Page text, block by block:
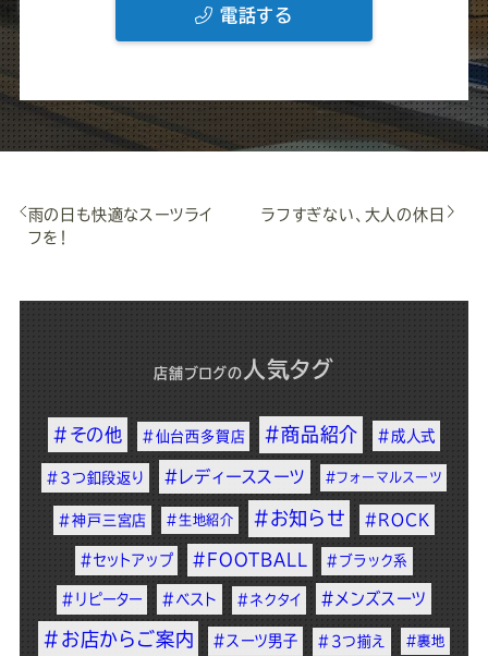
電話する
雨の日も快適なスーツライ
フを！
ラフすぎない、大人の休日
店舗ブログの 人気タグ
#その他 #仙台西多賀店 #商品紹介 #成人式
#3つ釦段返り #レディーススーツ #フォーマルスーツ
#神戸三宮店 #生地紹介 #お知らせ #ROCK
#セットアップ #FOOTBALL #ブラック系
#リピーター #ベスト #ネクタイ #メンズスーツ
#お店からご案内 #スーツ男子 #3つ揃え #裏地